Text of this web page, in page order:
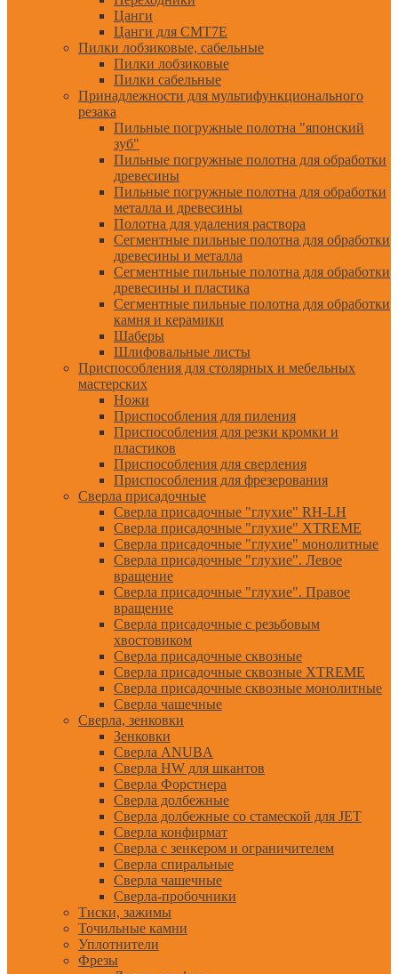
Цанги
Цанги для CMT7E
Пилки лобзиковые, сабельные
Пилки лобзиковые
Пилки сабельные
Принадлежности для мультифункционального
резака
Пильные погружные полотна "японский
зуб"
Пильные погружные полотна для обработки
древесины
Пильные погружные полотна для обработки
металла и древесины
Полотна для удаления раствора
Сегментные пильные полотна для обработки
древесины и металла
Сегментные пильные полотна для обработки
древесины и пластика
Сегментные пильные полотна для обработки
камня и керамики
Шаберы
Шлифовальные листы
Приспособления для столярных и мебельных
мастерских
Ножи
Приспособления для пиления
Приспособления для резки кромки и
пластиков
Приспособления для сверления
Приспособления для фрезерования
Сверла присадочные
Сверла присадочные "глухие" RH-LH
Сверла присадочные "глухие" XTREME
Сверла присадочные "глухие" монолитные
Сверла присадочные "глухие". Левое
вращение
Сверла присадочные "глухие". Правое
вращение
Сверла присадочные с резьбовым
хвостовиком
Сверла присадочные сквозные
Сверла присадочные сквозные XTREME
Сверла присадочные сквозные монолитные
Сверла чашечные
Сверла, зенковки
Зенковки
Сверла ANUBA
Сверла HW для шкантов
Сверла Форстнера
Сверла долбежные
Сверла долбежные со стамеской для JET
Сверла конфирмат
Сверла с зенкером и ограничителем
Сверла спиральные
Сверла чашечные
Сверла-пробочники
Тиски, зажимы
Точильные камни
Уплотнители
Фрезы